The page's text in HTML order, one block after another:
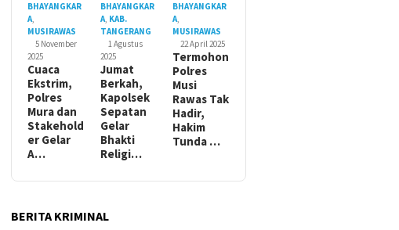
BHAYANGKAR
A,
MUSIRAWAS
5 November
2025
Cuaca
Ekstrim,
Polres
Mura dan
Stakehold
er Gelar
A…
BHAYANGKAR
A, KAB.
TANGERANG
1 Agustus
2025
Jumat
Berkah,
Kapolsek
Sepatan
Gelar
Bhakti
Religi…
BHAYANGKAR
A,
MUSIRAWAS
22 April 2025
Termohon
Polres
Musi
Rawas Tak
Hadir,
Hakim
Tunda …
BERITA KRIMINAL